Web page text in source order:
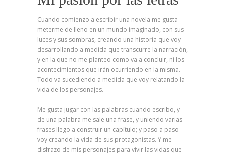
Cuando comienzo a escribir una novela me gusta
meterme de lleno en un mundo imaginado, con sus
luces y sus sombras, creando una historia que voy
desarrollando a medida que transcurre la narración,
y en la que no me planteo como va a concluir, ni los
acontecimientos que irán ocurriendo en la misma.
Todo va sucediendo a medida que voy relatando la
vida de los personajes.
Me gusta jugar con las palabras cuando escribo, y
de una palabra me sale una frase, y uniendo varias
frases llego a construir un capítulo; y paso a paso
voy creando la vida de sus protagonistas. Y me
disfrazo de mis personajes para vivir las vidas que